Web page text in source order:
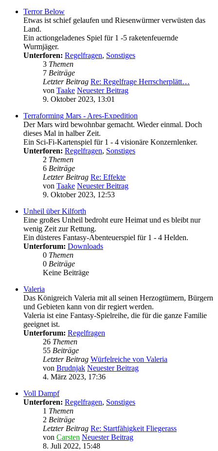
Terror Below
Etwas ist schief gelaufen und Riesenwürmer verwüsten das
Land.
Ein actiongeladenes Spiel für 1 -5 raketenfeuernde
Wurmjäger.
Unterforen: Regelfragen, Sonstiges
3 Themen
7 Beiträge
Letzter Beitrag Re: Regelfrage Herrscherplätt…
von Taake Neuester Beitrag
9. Oktober 2023, 13:01
Terraforming Mars - Ares-Expedition
Der Mars wird bewohnbar gemacht. Wieder einmal. Doch
dieses Mal in halber Zeit.
Ein Sci-Fi-Kartenspiel für 1 - 4 visionäre Konzernlenker.
Unterforen: Regelfragen, Sonstiges
2 Themen
6 Beiträge
Letzter Beitrag Re: Effekte
von Taake Neuester Beitrag
9. Oktober 2023, 12:53
Unheil über Kilforth
Eine großes Unheil bedroht eure Heimat und es bleibt nur
wenig Zeit zur Rettung.
Ein düsteres Fantasy-Abenteuerspiel für 1 - 4 Helden.
Unterforum: Downloads
0 Themen
0 Beiträge
Keine Beiträge
Valeria
Das Königreich Valeria mit all seinen Herzogtümern, Bürgern
und Gebieten kann von dir regiert werden.
Valeria ist eine Fantasy-Spielreihe, die für die ganze Familie
geeignet ist.
Unterforum: Regelfragen
26 Themen
55 Beiträge
Letzter Beitrag Würfelreiche von Valeria
von Brudnjak Neuester Beitrag
4. März 2023, 17:36
Voll Dampf
Unterforen: Regelfragen, Sonstiges
1 Themen
2 Beiträge
Letzter Beitrag Re: Startfähigkeit Fliegerass
von Carsten Neuester Beitrag
8. Juli 2022, 15:48